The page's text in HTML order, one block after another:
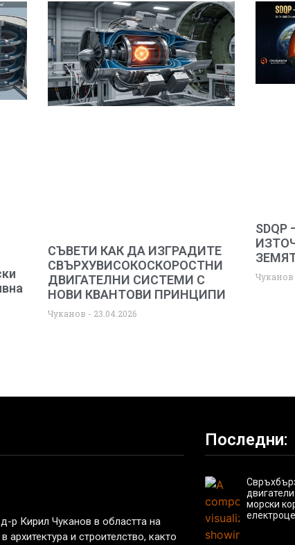
СЪВЕТИ КАК ДА ИЗГРАДИТЕ
СВЪРХУВИСОКОСКОРОСТНИ
ДВИГАТЕЛНИ СИСТЕМИ С
НОВИ КВАНТОВИ ПРИНЦИПИ
Чуканов 23.04.2026
Чуканов
р Кирил Чуканов в областта на
архитектура и строителство, както
Последни:
морски